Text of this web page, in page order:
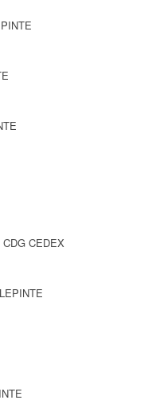
CEDEX